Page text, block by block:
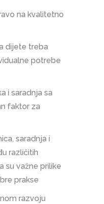
na kvalitetno
dijete treba
potrebe
i saradnja sa
faktor za
saradnja i
različitih
su važne prilike
prakse
razvoju